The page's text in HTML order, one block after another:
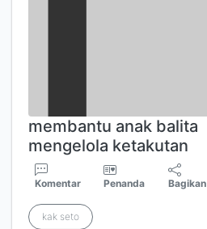
membantu anak balita
mengelola ketakutan
Komentar Penanda Bagikan
kak seto